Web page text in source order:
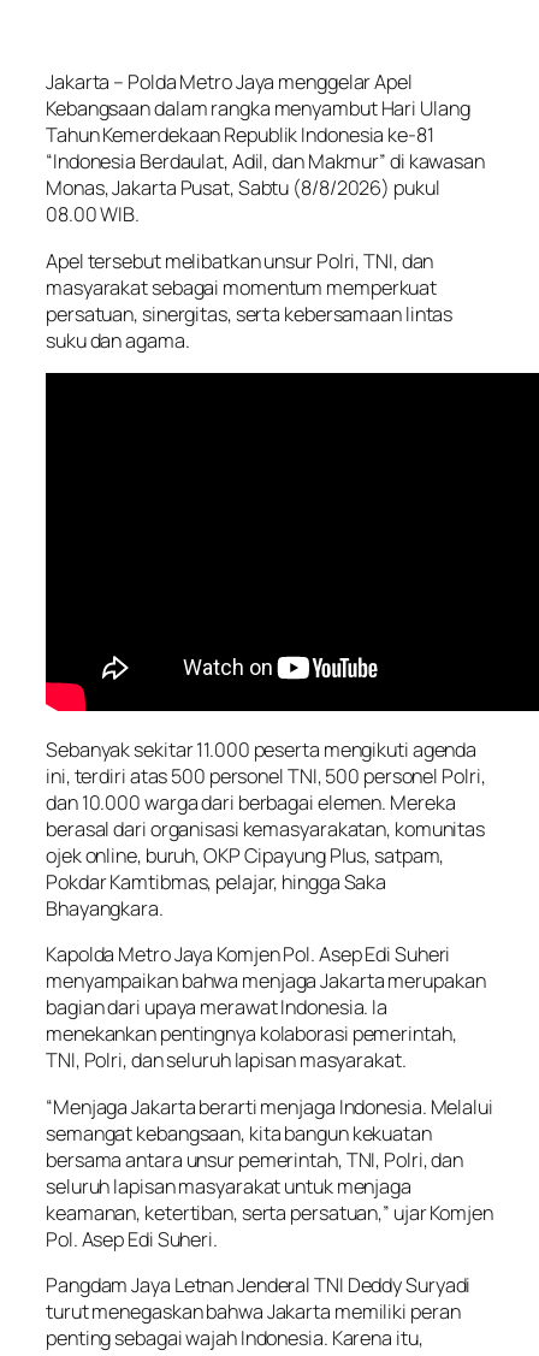
Jakarta – Polda Metro Jaya menggelar Apel
Kebangsaan dalam rangka menyambut Hari Ulang
Tahun Kemerdekaan Republik Indonesia ke-81
“Indonesia Berdaulat, Adil, dan Makmur” di kawasan
Monas, Jakarta Pusat, Sabtu (8/8/2026) pukul
08.00 WIB.
Apel tersebut melibatkan unsur Polri, TNI, dan
masyarakat sebagai momentum memperkuat
persatuan, sinergitas, serta kebersamaan lintas
suku dan agama.
Sebanyak sekitar 11.000 peserta mengikuti agenda
ini, terdiri atas 500 personel TNI, 500 personel Polri,
dan 10.000 warga dari berbagai elemen. Mereka
berasal dari organisasi kemasyarakatan, komunitas
ojek online, buruh, OKP Cipayung Plus, satpam,
Pokdar Kamtibmas, pelajar, hingga Saka
Bhayangkara.
Kapolda Metro Jaya Komjen Pol. Asep Edi Suheri
menyampaikan bahwa menjaga Jakarta merupakan
bagian dari upaya merawat Indonesia. Ia
menekankan pentingnya kolaborasi pemerintah,
TNI, Polri, dan seluruh lapisan masyarakat.
“Menjaga Jakarta berarti menjaga Indonesia. Melalui
semangat kebangsaan, kita bangun kekuatan
bersama antara unsur pemerintah, TNI, Polri, dan
seluruh lapisan masyarakat untuk menjaga
keamanan, ketertiban, serta persatuan,” ujar Komjen
Pol. Asep Edi Suheri.
Pangdam Jaya Letnan Jenderal TNI Deddy Suryadi
turut menegaskan bahwa Jakarta memiliki peran
penting sebagai wajah Indonesia. Karena itu,